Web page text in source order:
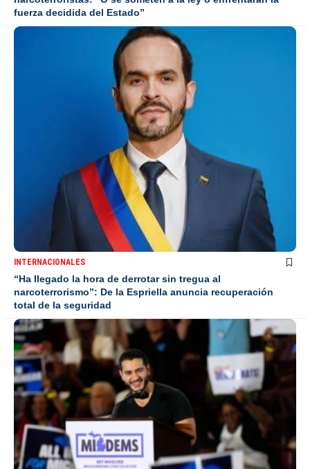
fuerza decidida del Estado”
INTERNACIONALES
“Ha llegado la hora de derrotar sin tregua al
narcoterrorismo”: De la Espriella anuncia recuperación
total de la seguridad